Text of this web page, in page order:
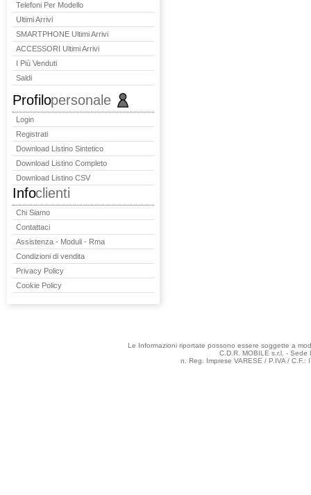
Telefoni Per Modello
Ultimi Arrivi
SMARTPHONE Ultimi Arrivi
ACCESSORI Ultimi Arrivi
I Più Venduti
Saldi
Profilopersonale
Login
Registrati
Download Listino Sintetico
Download Listino Completo
Download Listino CSV
Infoclienti
Chi Siamo
Contattaci
Assistenza - Moduli - Rma
Condizioni di vendita
Privacy Policy
Cookie Policy
Le Informazioni riportate possono essere soggette a
C.D.R. MOBILE s.r.l. -
n. Reg. Imprese VARESE / P.IVA /